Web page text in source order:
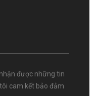
được những tin
cam kết bảo đảm